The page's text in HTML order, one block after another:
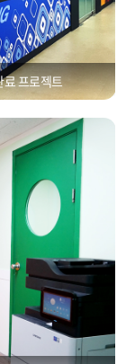
료 프로젝트